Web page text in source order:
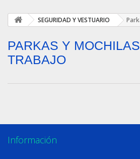
SEGURIDAD Y VESTUARIO
PARKAS Y
TRABAJO
Información